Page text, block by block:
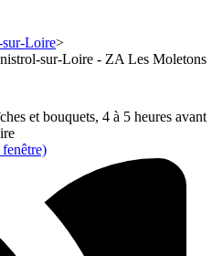
sur-Loire
sur-Loire - ZA Les Moletons
et bouquets, 4 à 5 heures avant